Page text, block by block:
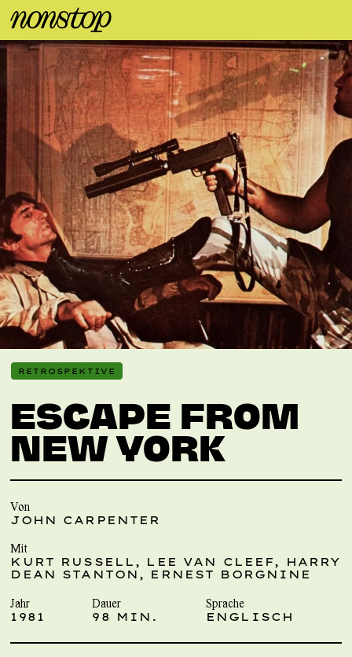
RETROSPEKTIVE
ESCAPE FROM
NEW YORK
Von
JOHN CARPENTER
Mit
KURT RUSSELL, LEE VAN CLEEF, HARRY
DEAN STANTON, ERNEST BORGNINE
Jahr
1981
Dauer
98 MIN.
Sprache
ENGLISCH